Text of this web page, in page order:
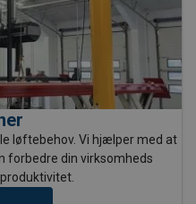
løftebehov. Vi hjælper med at
forbedre din virksomheds